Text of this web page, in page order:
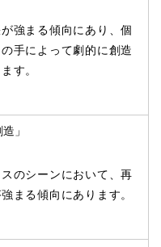
強まる傾向にあり、個
手によって劇的に創造
す。
」
のシーンにおいて、再
まる傾向にあります。